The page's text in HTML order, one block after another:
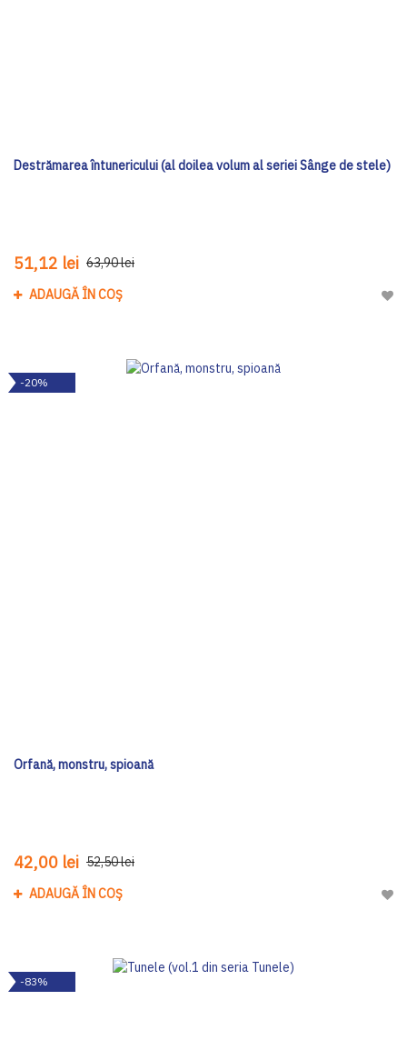
Destrămarea întunericului (al doilea volum al seriei Sânge de stele)
51,12 lei 63,90 lei
ADAUGĂ ÎN COȘ
-20%
Orfană, monstru, spioană
42,00 lei 52,50 lei
ADAUGĂ ÎN COȘ
-83%